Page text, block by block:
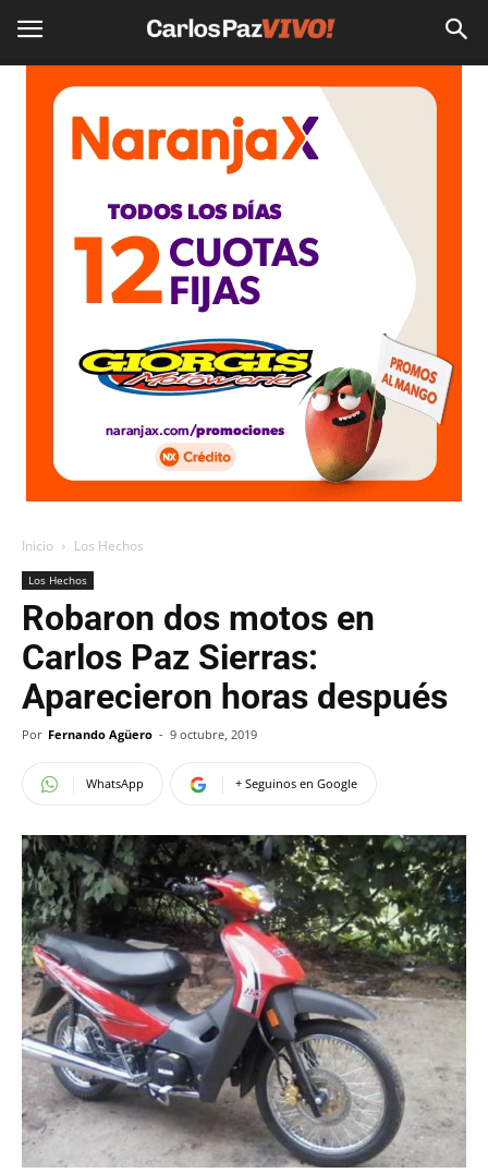
Inicio Los Hechos
Los Hechos
Robaron dos motos en
Carlos Paz Sierras:
Aparecieron horas después
Por Fernando Agüero - 9 octubre, 2019
WhatsApp + Seguinos en Google